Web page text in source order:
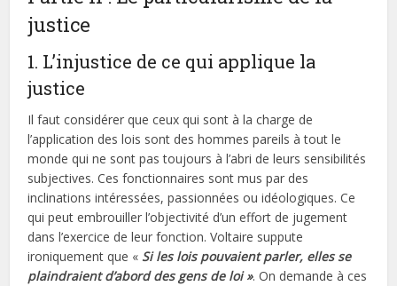
justice
1. L’injustice de ce qui applique la
justice
Il faut considérer que ceux qui sont à la charge de
l’application des lois sont des hommes pareils à tout le
monde qui ne sont pas toujours à l’abri de leurs sensibilités
subjectives. Ces fonctionnaires sont mus par des
inclinations intéressées, passionnées ou idéologiques. Ce
qui peut embrouiller l’objectivité d’un effort de jugement
dans l’exercice de leur fonction. Voltaire suppute
ironiquement que « Si les lois pouvaient parler, elles se
plaindraient d’abord des gens de loi ». On demande à ces